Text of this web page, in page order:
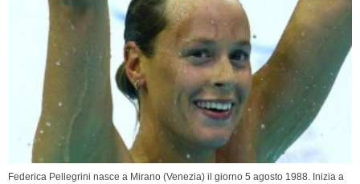
Federica Pellegrini nasce a Mirano (Venezia) il giorno 5 agosto 1988. Inizia a